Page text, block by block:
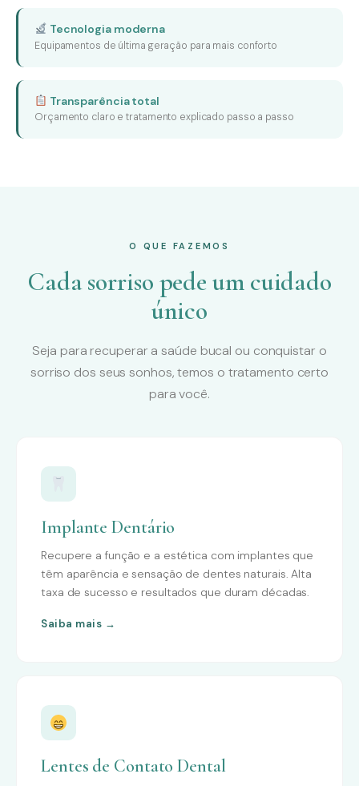
Tecnologia moderna
Equipamentos de última geração para mais conforto
Transparência total
Orçamento claro e tratamento explicado passo a passo
O QUE FAZEMOS
Cada sorriso pede um cuidado
único
Seja para recuperar a saúde bucal ou conquistar o
sorriso dos seus sonhos, temos o tratamento certo
para você.
Implante Dentário
Recupere a função e a estética com implantes que
têm aparência e sensação de dentes naturais. Alta
taxa de sucesso e resultados que duram décadas.
Saiba mais →
Lentes de Contato Dental